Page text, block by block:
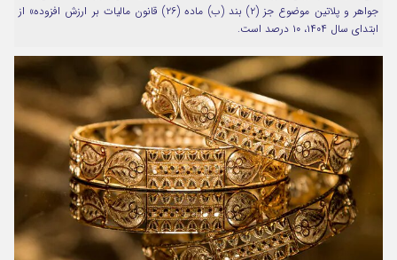
مرا به خاطر بسپار
Forget Password
جواهر و پلاتین موضوع جز (۲) بند (ب) ماده (۲۶) قانون مالیات بر ارزش افزوده» از
ابتدای سال ۱۴۰۴، ۱۰ درصد است.